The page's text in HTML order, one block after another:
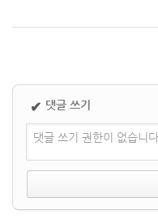
✔ 댓글 쓰기
댓글 쓰기 권한이 없습니